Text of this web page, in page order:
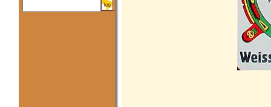
.